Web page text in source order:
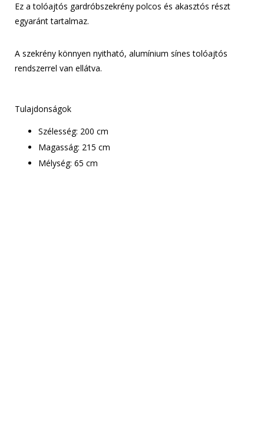
Ez a tolóajtós gardróbszekrény polcos és akasztós részt
egyaránt tartalmaz.
A szekrény könnyen nyitható, alumínium sínes tolóajtós
rendszerrel van ellátva.
Tulajdonságok
Szélesség: 200 cm
Magasság: 215 cm
Mélység: 65 cm